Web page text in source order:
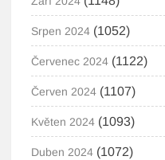
Srpen 2024 (1052)
Červenec 2024 (1122)
Červen 2024 (1107)
Květen 2024 (1093)
Duben 2024 (1072)